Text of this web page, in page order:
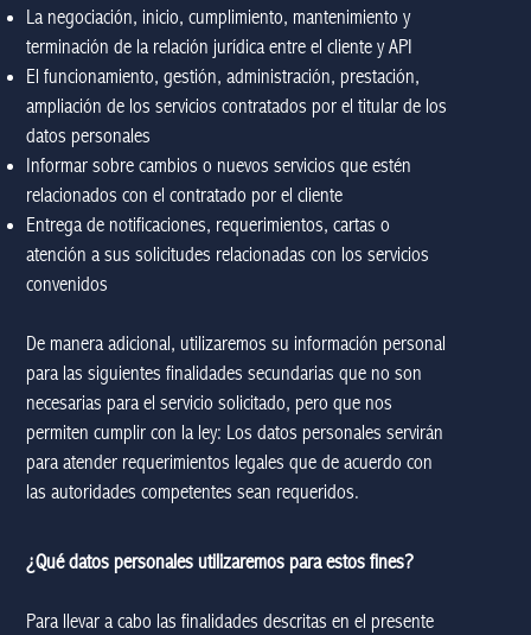
La negociación, inicio, cumplimiento, mantenimiento y
terminación de la relación jurídica entre el cliente y API
El funcionamiento, gestión, administración, prestación,
ampliación de los servicios contratados por el titular de los
datos personales
Informar sobre cambios o nuevos servicios que estén
relacionados con el contratado por el cliente
Entrega de notificaciones, requerimientos, cartas o
atención a sus solicitudes relacionadas con los servicios
convenidos
De manera adicional, utilizaremos su información personal
para las siguientes finalidades secundarias que no son
necesarias para el servicio solicitado, pero que nos
permiten cumplir con la ley: Los datos personales servirán
para atender requerimientos legales que de acuerdo con
las autoridades competentes sean requeridos.
¿Qué datos personales utilizaremos para estos fines?
Para llevar a cabo las finalidades descritas en el presente